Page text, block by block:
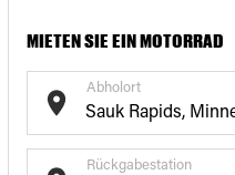
MIETEN SIE EIN MOTORRAD
Abholort
Rückgabestation